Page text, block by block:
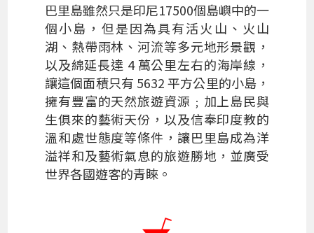
巴里島雖然只是印尼17500個島嶼中的一
個小島，但是因為具有活火山、火山
湖、熱帶雨林、河流等多元地形景觀，
以及綿延長達 4 萬公里左右的海岸線，
讓這個面積只有 5632 平方公里的小島，
擁有豐富的天然旅遊資源﹔加上島民與
生俱來的藝術天份，以及信奉印度教的
溫和處世態度等條件，讓巴里島成為洋
溢祥和及藝術氣息的旅遊勝地，並廣受
世界各國遊客的青睞。